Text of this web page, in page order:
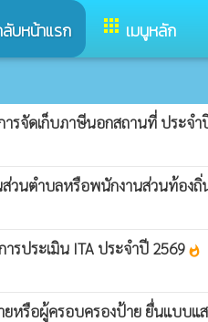
บหน้าแรก apps เมนูหลัก
รจัดเก็บภาษีนอกสถานที่ ประจ
วนตำบลหรือพนักงานส่วนท้อง
รประเมิน ITA ประจำปี 2569 whatshot
ายหรือผู้ครอบครองป้าย ยื่นแบบ